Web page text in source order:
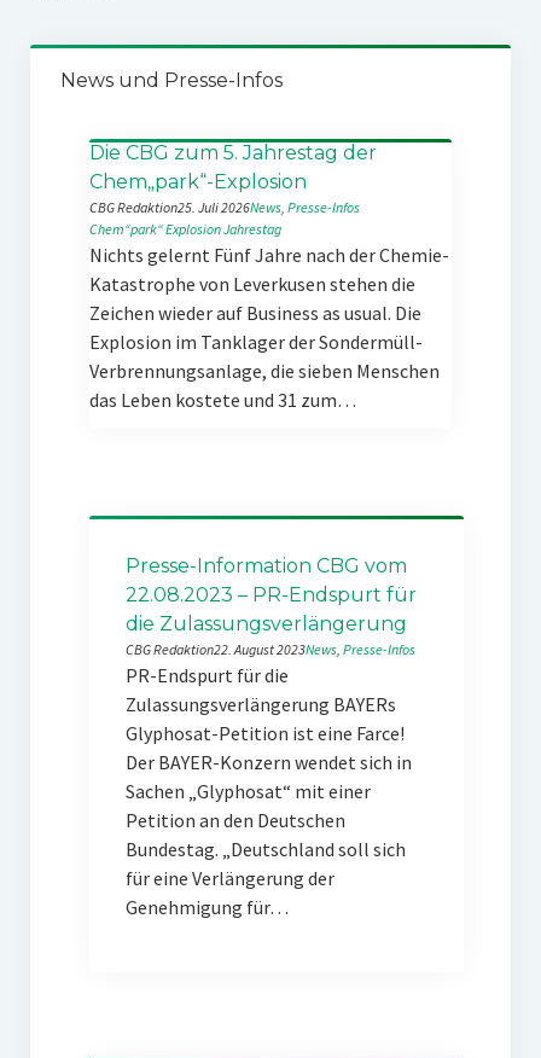
News und Presse-Infos
Die CBG zum 5. Jahrestag der
Chem„park“-Explosion
CBG Redaktion25. Juli 2026News, Presse-Infos
Chem“park“ExplosionJahrestag
Nichts gelernt Fünf Jahre nach der Chemie-
Katastrophe von Leverkusen stehen die
Zeichen wieder auf Business as usual. Die
Explosion im Tanklager der Sondermüll-
Verbrennungsanlage, die sieben Menschen
das Leben kostete und 31 zum…
Presse-Information CBG vom
22.08.2023 – PR-Endspurt für
die Zulassungsverlängerung
CBG Redaktion22. August 2023News, Presse-Infos
PR-Endspurt für die
Zulassungsverlängerung BAYERs
Glyphosat-Petition ist eine Farce!
Der BAYER-Konzern wendet sich in
Sachen „Glyphosat“ mit einer
Petition an den Deutschen
Bundestag. „Deutschland soll sich
für eine Verlängerung der
Genehmigung für…